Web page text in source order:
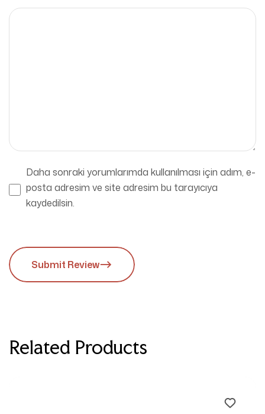
Daha sonraki yorumlarımda kullanılması için adım, e-
posta adresim ve site adresim bu tarayıcıya
kaydedilsin.
Submit Review
Related Products